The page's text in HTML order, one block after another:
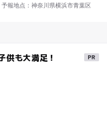
予報地点：神奈川県横浜市青葉区
供も大満足！